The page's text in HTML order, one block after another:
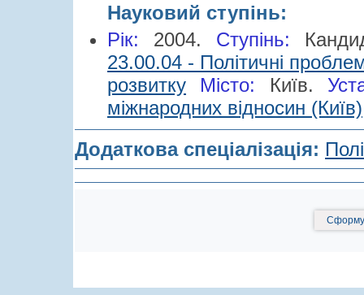
Науковий ступінь:
Рік: 2004. Cтупінь:
23.00.04 - Політичні
розвитку Місто: Київ.
міжнародних відносин (Київ)
Додаткова спеціалізація: